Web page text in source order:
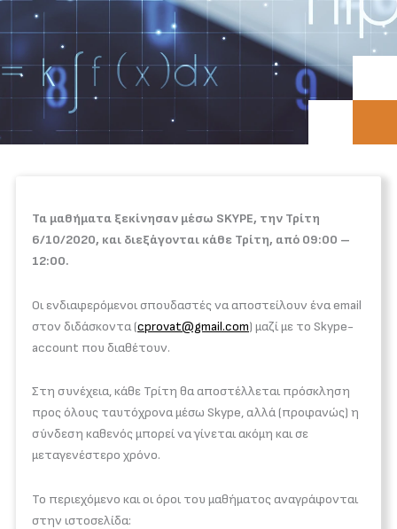
Τα μαθήματα ξεκίνησαν μέσω SKYPE, την Τρίτη
6/10/2020, και διεξάγονται κάθε Τρίτη, από 09:00 –
12:00.
Οι ενδιαφερόμενοι σπουδαστές να αποστείλουν ένα email
στον διδάσκοντα (cprovat@gmail.com) μαζί με το Skype-
account που διαθέτουν.
Στη συνέχεια, κάθε Τρίτη θα αποστέλλεται πρόσκληση
προς όλους ταυτόχρονα μέσω Skype, αλλά (προφανώς) η
σύνδεση καθενός μπορεί να γίνεται ακόμη και σε
μεταγενέστερο χρόνο.
Το περιεχόμενο και οι όροι του μαθήματος αναγράφονται
στην ιστοσελίδα: